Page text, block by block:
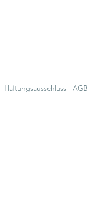
Haftungsausschluss AGB